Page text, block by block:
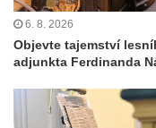
6. 8. 2026
Objevte tajemství
adjunkta Ferdinanda